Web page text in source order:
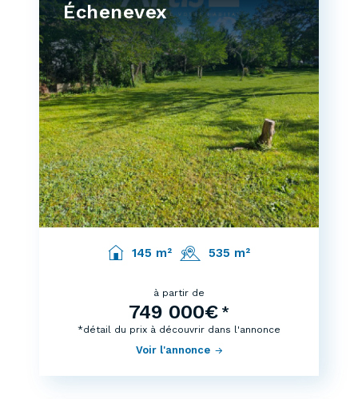
Échenevex
145 m² 535 m²
à partir de
749 000€ *
Voir l'annonce
*détail du prix à découvrir dans l'annonce